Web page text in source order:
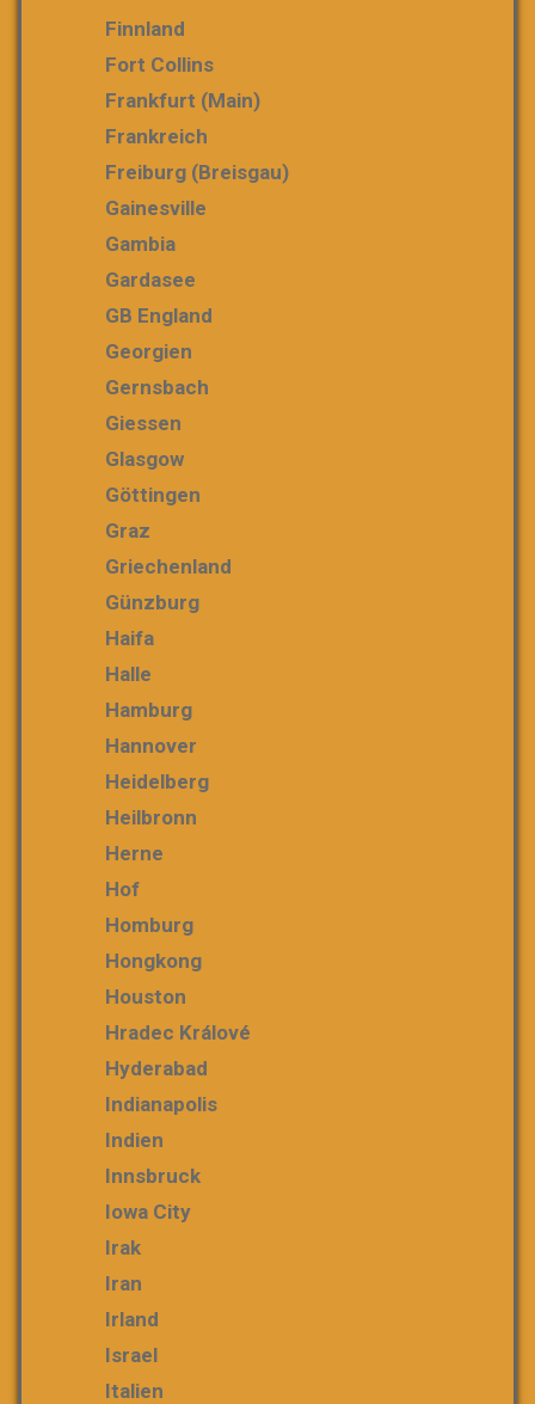
Finnland
Fort Collins
Frankfurt (Main)
Frankreich
Freiburg (Breisgau)
Gainesville
Gambia
Gardasee
GB England
Georgien
Gernsbach
Giessen
Glasgow
Göttingen
Graz
Griechenland
Günzburg
Haifa
Halle
Hamburg
Hannover
Heidelberg
Heilbronn
Herne
Hof
Homburg
Hongkong
Houston
Hradec Králové
Hyderabad
Indianapolis
Indien
Innsbruck
Iowa City
Irak
Iran
Irland
Israel
Italien